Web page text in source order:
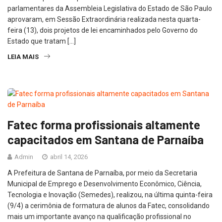
parlamentares da Assembleia Legislativa do Estado de São Paulo
aprovaram, em Sessão Extraordinária realizada nesta quarta-
feira (13), dois projetos de lei encaminhados pelo Governo do
Estado que tratam […]
LEIA MAIS
Fatec forma profissionais altamente
capacitados em Santana de Parnaíba
Admin abril 14, 2026
A Prefeitura de Santana de Parnaíba, por meio da Secretaria
Municipal de Emprego e Desenvolvimento Econômico, Ciência,
Tecnologia e Inovação (Semedes), realizou, na última quinta-feira
(9/4) a cerimônia de formatura de alunos da Fatec, consolidando
mais um importante avanço na qualificação profissional no